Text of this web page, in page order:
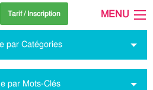
Tarif / Inscription MENU
par Catégories
par Mots-Clés